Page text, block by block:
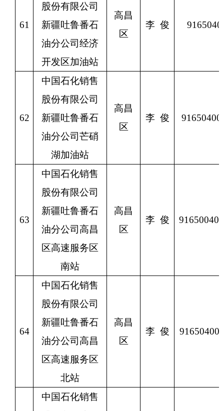
61
股份有限公司
新疆吐鲁番石
油分公司经济
开发区加油站
高昌
区
李 俊
62
中国石化销售
股份有限公司
新疆吐鲁番石
油分公司芒硝
湖加油站
高昌
区
李 俊
63
中国石化销售
股份有限公司
新疆吐鲁番石
油分公司高昌
区高速服务区
南站
高昌
区
李 俊
64
中国石化销售
股份有限公司
新疆吐鲁番石
油分公司高昌
区高速服务区
北站
高昌
区
李 俊
中国石化销售